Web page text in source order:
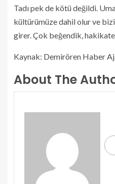
Tadı pek de kötü değildi.
kültürümüze dahil olur ve
girer. Çok beğendik,
Kaynak: Demirören Haber
About The